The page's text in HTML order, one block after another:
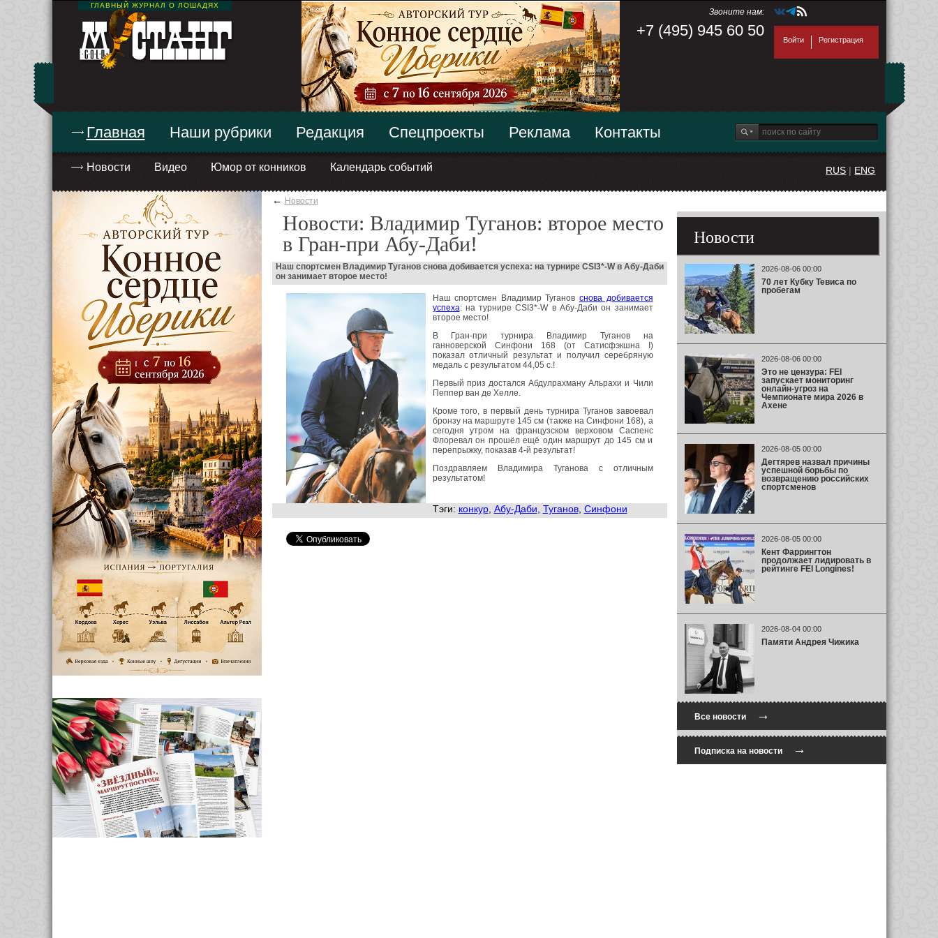
ГЛАВНЫЙ ЖУРНАЛ О ЛОШАДЯХ
Звоните нам:
+7 (495) 945 60 50
Войти Регистрация
Главная
Новости Видео Юмор от конников Календарь событий
Наши рубрики Редакция Спецпроекты Реклама Контакты
RUS | ENG
← Новости
Новости: Владимир Туганов: второе место
в Гран-при Абу-Даби!
Наш спортсмен Владимир Туганов снова добивается успеха: на турнире CSI3*-W в Абу-Даби
он занимает второе место!
Наш спортсмен Владимир Туганов снова добивается
успеха: на турнире CSI3*-W в Абу-Даби он занимает
второе место!
В Гран-при турнира Владимир Туганов на
ганноверской Синфони 168 (от Сатисфэкшна I)
показал отличный результат и получил серебряную
медаль с результатом 44,05 с.!
Первый приз достался Абдулрахману Альрахи и Чили
Пеппер ван де Хелле.
Кроме того, в первый день турнира Туганов завоевал
бронзу на маршруте 145 см (также на Синфони 168), а
сегодня утром на французском верховом Саспенс
Флоревал он прошёл ещё один маршрут до 145 см и
перепрыжку, показав 4-й результат!
Поздравляем Владимира Туганова с отличным
результатом!
Тэги: конкур, Абу-Даби Туганов, Синфони
Новости
2026-08-06 00:00
70 лет Кубку Тевиса по
пробегам
2026-08-06 00:00
Это не цензура: FEI
запускает мониторинг
онлайн-угроз на
Чемпионате мира 2026 в
Ахене
2026-08-05 00:00
Дегтярев назвал причины
успешной борьбы по
возвращению российских
спортсменов
2026-08-05 00:00
Кент Фаррингтон
продолжает лидировать в
рейтинге FEI Longines!
2026-08-04 00:00
Памяти Андрея Чижика
Все новости→
Подписка на новости→